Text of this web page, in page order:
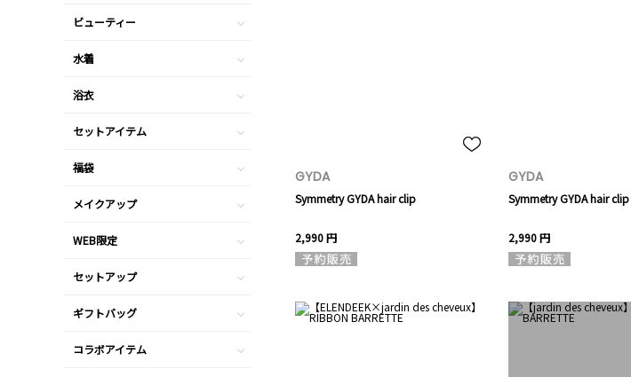
GYDA
Symmetry GYDA hair clip
2,990 円
GYDA
Symmetry GYDA hair clip
2,990 円
ビューティー
水着
浴衣
セットアイテム
福袋
メイクアップ
WEB限定
セットアップ
ギフトバッグ
コラボアイテム